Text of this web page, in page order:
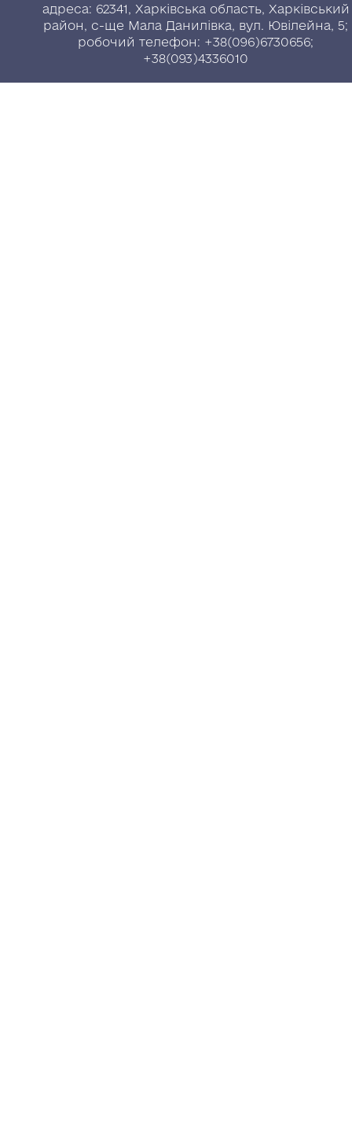
адреса: 62341, Харківська область, Харківський
район, с-ще Мала Данилівка, вул. Ювілейна, 5;
робочий телефон: +38(096)6730656;
+38(093)4336010